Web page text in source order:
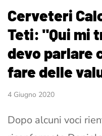
Cerveteri
Teti: "Qui mi
devo parlare
fare delle
4 Giugno 2020
Dopo alcuni voci